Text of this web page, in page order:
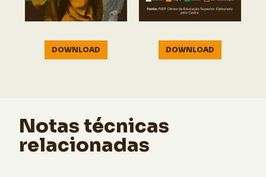
DOWNLOAD DOWNLOAD
Notas técnicas
relacionadas